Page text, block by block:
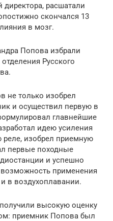
директора, расшатали
скончался 13
в мозг.
Попова избрали
Русского
не только изобрел
и осуществил первую в
главнейшие
идею усиления
изобрел приемную
первые походные
и успешно
применения
в воздухоплавании.
высокую оценку
приемник Попова был